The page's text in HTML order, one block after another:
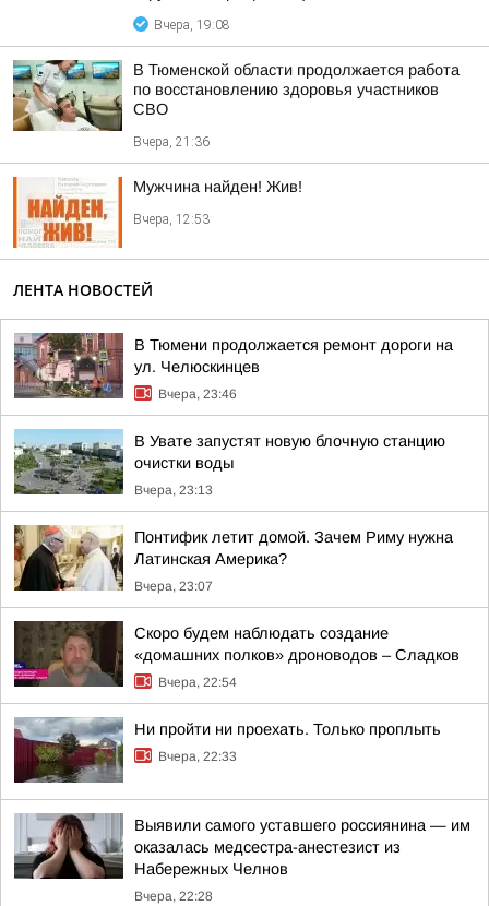
Вчера, 19:08
В Тюменской области продолжается работа
по восстановлению здоровья участников
СВО
Вчера, 21:36
Мужчина найден! Жив!
Вчера, 12:53
ЛЕНТА НОВОСТЕЙ
В Тюмени продолжается ремонт дороги на
ул. Челюскинцев
Вчера, 23:46
В Увате запустят новую блочную станцию
очистки воды
Вчера, 23:13
Понтифик летит домой. Зачем Риму нужна
Латинская Америка?
Вчера, 23:07
Скоро будем наблюдать создание
«домашних полков» дроноводов – Сладков
Вчера, 22:54
Ни пройти ни проехать. Только проплыть
Вчера, 22:33
Выявили самого уставшего россиянина — им
оказалась медсестра-анестезист из
Набережных Челнов
Вчера, 22:28